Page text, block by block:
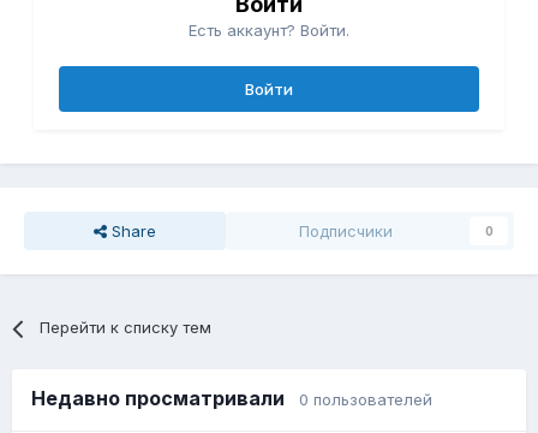
Есть аккаунт? Войти.
Войти
Share Подписчики 0
Перейти к списку тем
Недавно просматривали 0 пользователей